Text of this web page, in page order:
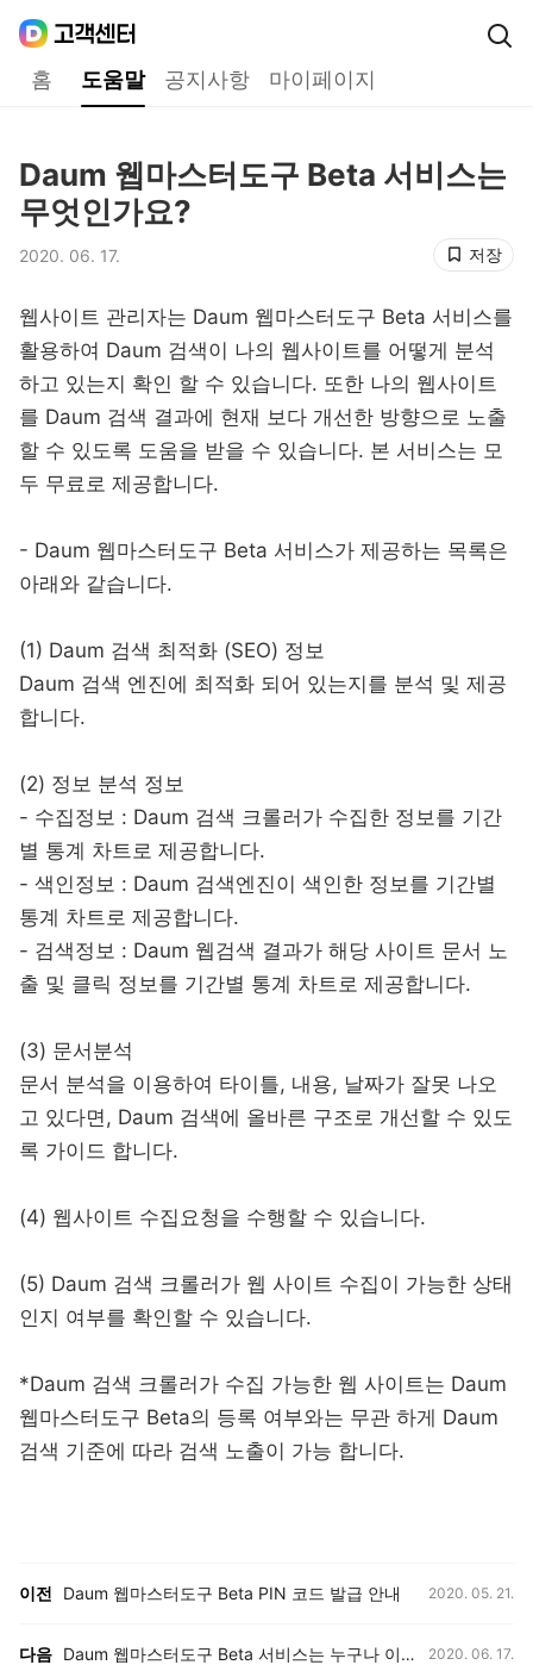
홈 도움말 공지사항 마이페이지
Daum 웹마스터도구 Beta 서비스는
무엇인가요?
저장
2020. 06. 17.
웹사이트 관리자는 Daum 웹마스터도구 Beta 서비스를
활용하여 Daum 검색이 나의 웹사이트를 어떻게 분석
하고 있는지 확인 할 수 있습니다. 또한 나의 웹사이트
를 Daum 검색 결과에 현재 보다 개선한 방향으로 노출
할 수 있도록 도움을 받을 수 있습니다. 본 서비스는 모
두 무료로 제공합니다.
- Daum 웹마스터도구 Beta 서비스가 제공하는 목록은
아래와 같습니다.
(1) Daum 검색 최적화 (SEO) 정보
Daum 검색 엔진에 최적화 되어 있는지를 분석 및 제공
합니다.
(2) 정보 분석 정보
- 수집정보 : Daum 검색 크롤러가 수집한 정보를 기간
별 통계 차트로 제공합니다.
- 색인정보 : Daum 검색엔진이 색인한 정보를 기간별
통계 차트로 제공합니다.
- 검색정보 : Daum 웹검색 결과가 해당 사이트 문서 노
출 및 클릭 정보를 기간별 통계 차트로 제공합니다.
(3) 문서분석
문서 분석을 이용하여 타이틀, 내용, 날짜가 잘못 나오
고 있다면, Daum 검색에 올바른 구조로 개선할 수 있도
록 가이드 합니다.
(4) 웹사이트 수집요청을 수행할 수 있습니다.
(5) Daum 검색 크롤러가 웹 사이트 수집이 가능한 상태
인지 여부를 확인할 수 있습니다.
*Daum 검색 크롤러가 수집 가능한 웹 사이트는 Daum
웹마스터도구 Beta의 등록 여부와는 무관 하게 Daum
검색 기준에 따라 검색 노출이 가능 합니다.
이전 Daum 웹마스터도구 Beta PIN 코드 발급 안내 2020. 05. 21.
다음 Daum 웹마스터도구 Beta 서비스는 누구나 이용 할 수 있나요? 2020. 06. 17.